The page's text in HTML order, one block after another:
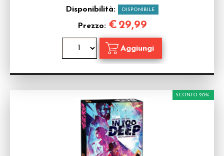
Disponibilità: DISPONIBILE
Prezzo: € 29,99
SCONTO 20%